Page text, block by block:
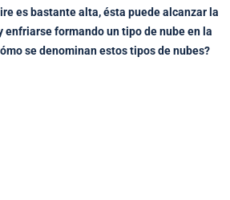
es bastante alta, ésta puede alcanzar la
enfriarse formando un tipo de nube en la
se denominan estos tipos de nubes?